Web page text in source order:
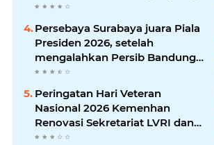
Wujudkan Pembangunan di
Kampung Sesor
Persebaya Surabaya juara Piala
Presiden 2026, setelah
mengalahkan Persib Bandung
melalui drama adu penalti pada
laga final. Green Force menang
6-5 setelah kedua tim bermain
imbang 1-1 hingga 120 menit
Peringatan Hari Veteran
Nasional 2026 Kemenhan
Renovasi Sekretariat LVRI dan
Bedah Rumah Veteran di 19